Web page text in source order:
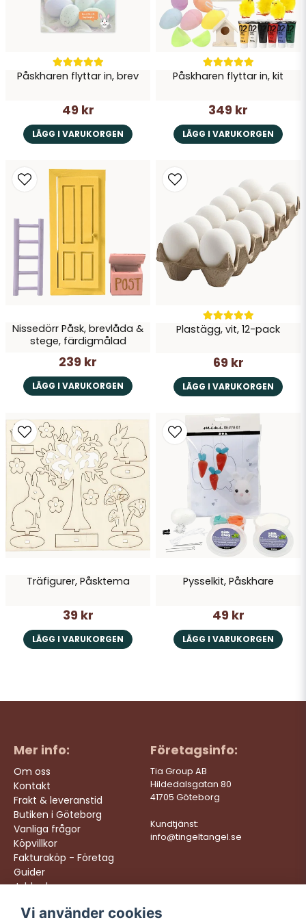
Skicka fråga
Påskharen flyttar in, brev
49 kr
LÄGG I VARUKORGEN
Påskharen flyttar in, kit
349 kr
LÄGG I VARUKORGEN
Nissedörr Påsk, brevlåda &
stege, färdigmålad
239 kr
LÄGG I VARUKORGEN
Plastägg, vit, 12-pack
69 kr
LÄGG I VARUKORGEN
Träfigurer, Påsktema
39 kr
LÄGG I VARUKORGEN
Pysselkit, Påskhare
49 kr
LÄGG I VARUKORGEN
Mer info:
Om oss
Kontakt
Frakt & leveranstid
Butiken i Göteborg
Vanliga frågor
Köpvillkor
Fakturaköp - Företag
Guider
Jobba hos oss
Företagsinfo:
Tia Group AB
Hildedalsgatan 80
41705 Göteborg
Kundtjänst:
info@tingeltangel.se
Följ oss: Vi levererar:
Vi använder cookies